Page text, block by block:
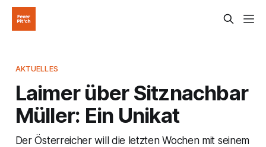
AKTUELLES
Laimer über Sitznachbar
Müller: Ein Unikat
Der Österreicher will die letzten Wochen mit seinem